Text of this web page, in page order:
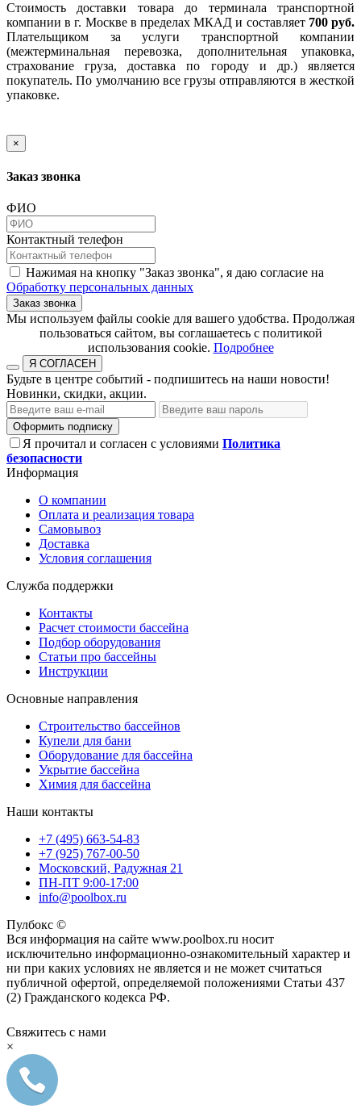
Стоимость доставки товара до терминала транспортной
компании в г. Москве в пределах МКАД и составляет 700 руб.
Плательщиком за услуги транспортной компании
(межтерминальная перевозка, дополнительная упаковка,
страхование груза, доставка по городу и др.) является
покупатель. По умолчанию все грузы отправляются в жесткой
упаковке.
×
Заказ звонка
ФИО
Контактный телефон
Нажимая на кнопку "Заказ звонка", я даю согласие на
Обработку персональных данных
Заказ звонка
​​​​​​​Мы используем файлы cookie для вашего удобства. Продолжая
пользоваться сайтом, вы соглашаетесь с политикой
использования cookie.​​​​​​​ Подробнее
Я СОГЛАСЕН
Будьте в центре событий - подпишитесь на наши новости!
Новинки, скидки, акции.
Оформить подписку
Я прочитал и согласен с условиями Политика
безопасности
Информация
О компании
Оплата и реализация товара
Самовывоз
Доставка
Условия соглашения
Служба поддержки
Контакты
Расчет стоимости бассейна
Подбор оборудования
Статьи про бассейны
Инструкции
Основные направления
Строительство бассейнов
Купели для бани
Оборудование для бассейна
Укрытие бассейна
Химия для бассейна
Наши контакты
+7 (495) 663-54-83
+7 (925) 767-00-50
Московский, Радужная 21
ПН-ПТ 9:00-17:00
info@poolbox.ru
Пулбокс ©
Вся информация на сайте www.poolbox.ru носит
исключительно информационно-ознакомительный характер и
ни при каких условиях не является и не может считаться
публичной офертой, определяемой положениями Статьи 437
(2) Гражданского кодекса РФ.
Свяжитесь с нами
×